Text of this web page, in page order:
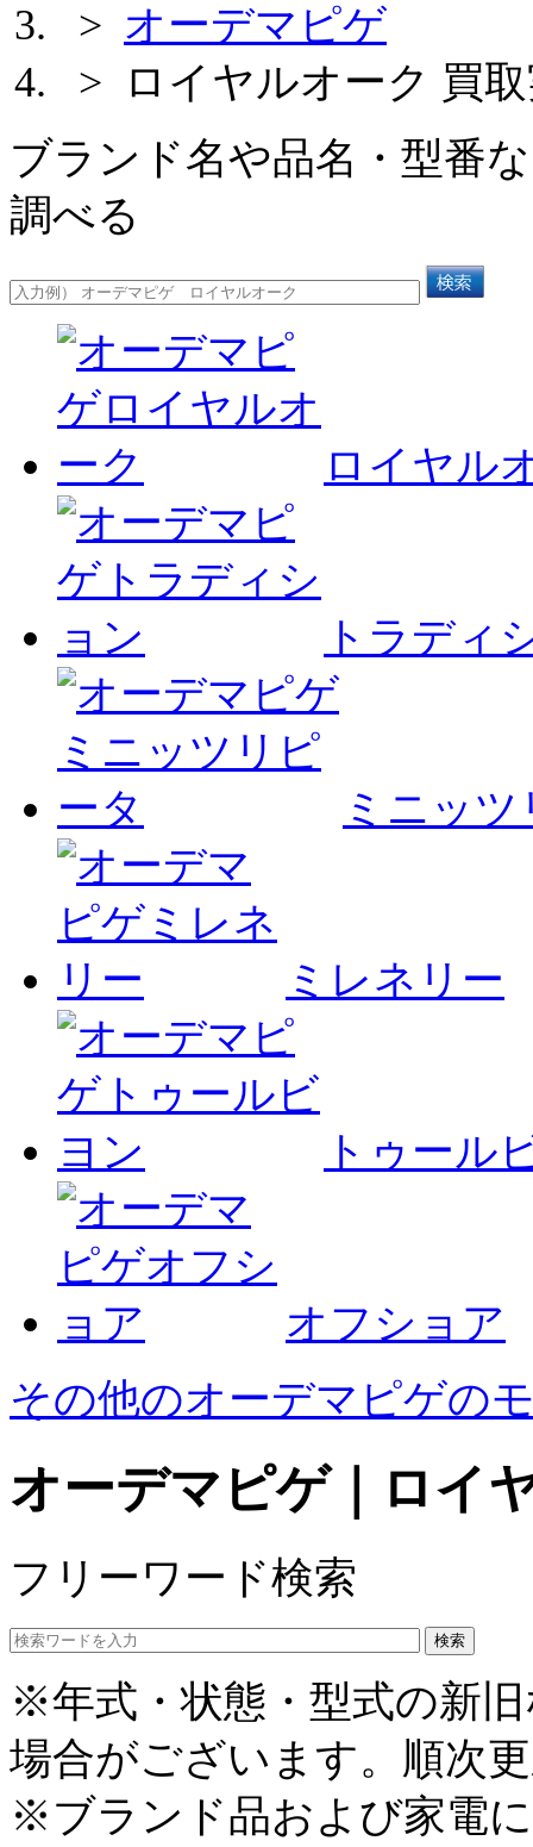
> オーデマピゲ
> ロイヤルオーク 買
ブランド名や品名・型番
調べる
ロイヤル
トラディ
ミニッ
ミレネリー
トゥール
オフショア
その他のオーデマピゲの
オーデマピゲ｜ロイ
フリーワード検索
※年式・状態・型式の新
場合がございます。順次
※ブランド品および家電